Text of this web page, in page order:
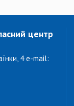
центр
4 e-mail: